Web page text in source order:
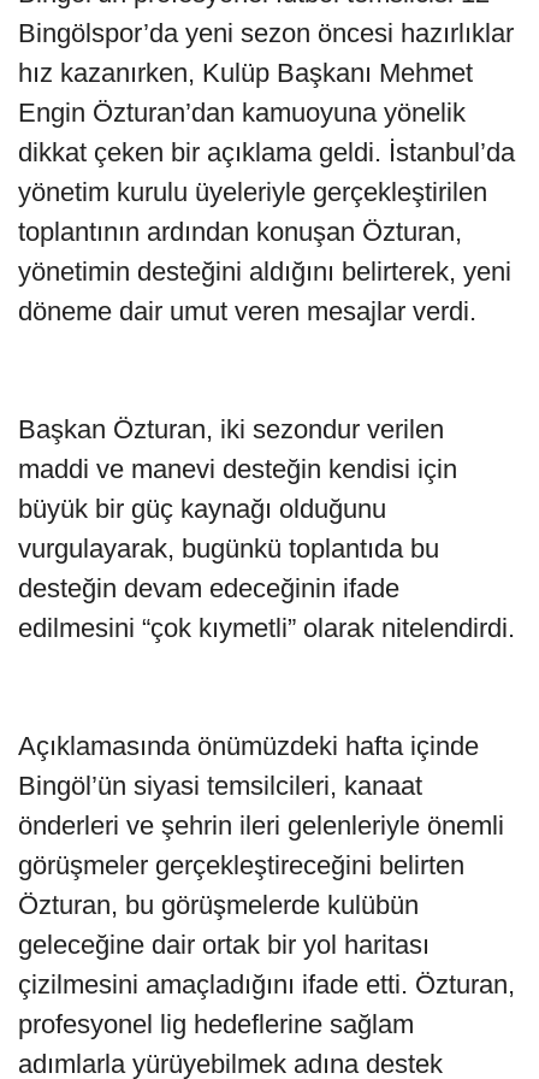
Bingölspor’da yeni sezon öncesi hazırlıklar
hız kazanırken, Kulüp Başkanı Mehmet
Engin Özturan’dan kamuoyuna yönelik
dikkat çeken bir açıklama geldi. İstanbul’da
yönetim kurulu üyeleriyle gerçekleştirilen
toplantının ardından konuşan Özturan,
yönetimin desteğini aldığını belirterek, yeni
döneme dair umut veren mesajlar verdi.
Başkan Özturan, iki sezondur verilen
maddi ve manevi desteğin kendisi için
büyük bir güç kaynağı olduğunu
vurgulayarak, bugünkü toplantıda bu
desteğin devam edeceğinin ifade
edilmesini “çok kıymetli” olarak nitelendirdi.
Açıklamasında önümüzdeki hafta içinde
Bingöl’ün siyasi temsilcileri, kanaat
önderleri ve şehrin ileri gelenleriyle önemli
görüşmeler gerçekleştireceğini belirten
Özturan, bu görüşmelerde kulübün
geleceğine dair ortak bir yol haritası
çizilmesini amaçladığını ifade etti. Özturan,
profesyonel lig hedeflerine sağlam
adımlarla yürüyebilmek adına destek